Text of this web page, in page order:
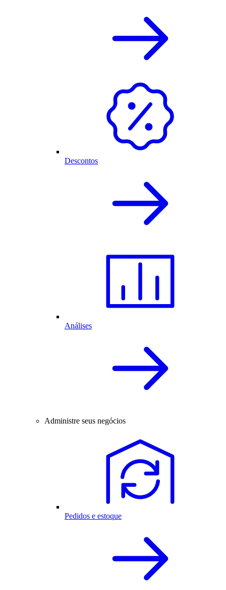
Descontos
Análises
Administre seus negócios
Pedidos e estoque